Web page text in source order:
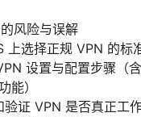
风险与误解
上选择正规 VPN 的标
设置与配置步骤（
能）
验证 VPN 是否真正工